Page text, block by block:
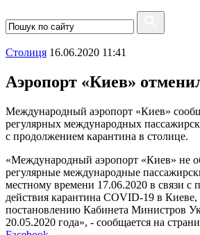
Столиця 16.06.2020 11:41
Аэропорт «Киев»
Международный аэропорт «Киев»
регулярных международных
с продолжением карантина в столице.
«Международный аэропорт «Киев» не
регулярные международные
местному времени 17.06.2020 в связи с
действия карантина COVID-19 в Киеве,
постановлению Кабинета Министров
20.05.2020 года», - сообщается на